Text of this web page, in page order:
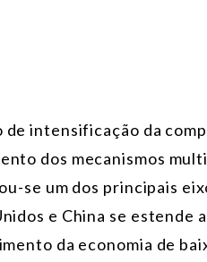
de intensificação da
dos mecanismos
se um dos principais
e China se
da economia de